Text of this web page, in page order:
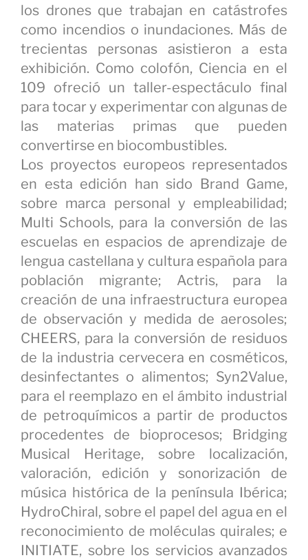
los drones que trabajan en catástrofes
como incendios o inundaciones. Más de
trecientas personas asistieron a esta
exhibición. Como colofón, Ciencia en el
109 ofreció un taller-espectáculo final
para tocar y experimentar con algunas de
las materias primas que pueden
convertirse en biocombustibles.
Los proyectos europeos representados
en esta edición han sido Brand Game,
sobre marca personal y empleabilidad;
Multi Schools, para la conversión de las
escuelas en espacios de aprendizaje de
lengua castellana y cultura española para
población migrante; Actris, para la
creación de una infraestructura europea
de observación y medida de aerosoles;
CHEERS, para la conversión de residuos
de la industria cervecera en cosméticos,
desinfectantes o alimentos; Syn2Value,
para el reemplazo en el ámbito industrial
de petroquímicos a partir de productos
procedentes de bioprocesos; Bridging
Musical Heritage, sobre localización,
valoración, edición y sonorización de
música histórica de la península Ibérica;
HydroChiral, sobre el papel del agua en el
reconocimiento de moléculas quirales; e
INITIATE, sobre los servicios avanzados